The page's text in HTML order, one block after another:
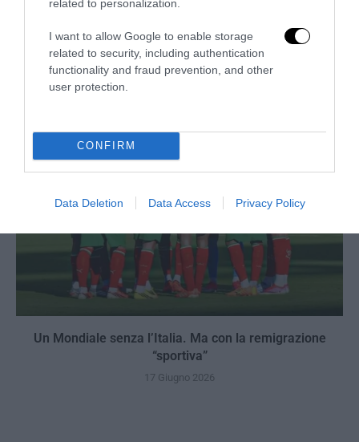
related to personalization.
I want to allow Google to enable storage
related to security, including authentication
functionality and fraud prevention, and other
user protection.
CONFIRM
Data Deletion Data Access Privacy Policy
Trump e Infantino: oltre l’ultimo Mondiale dell’umanità
9 Luglio 2026
Un Mondiale senza l’Italia. Ma con la remigrazione
“sportiva”
17 Giugno 2026